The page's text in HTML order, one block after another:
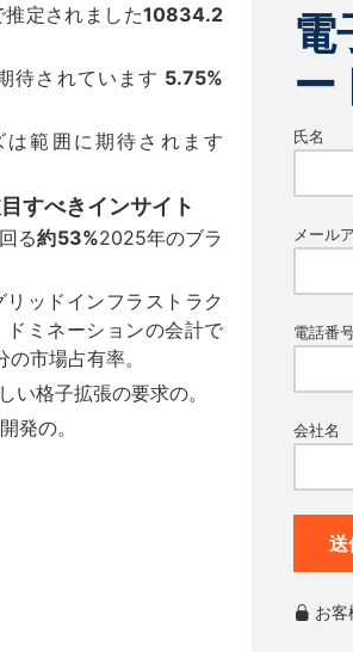
定されました10834.2
待されています 5.75%
範囲に期待されます
すべきインサイト
る約53%2025年のブラ
ッドインフラストラク
ミネーションの会計で
市場占有率。
い格子拡張の要求の。
発の。
電
ー
氏名
メール
電話番
会社名
送
お客